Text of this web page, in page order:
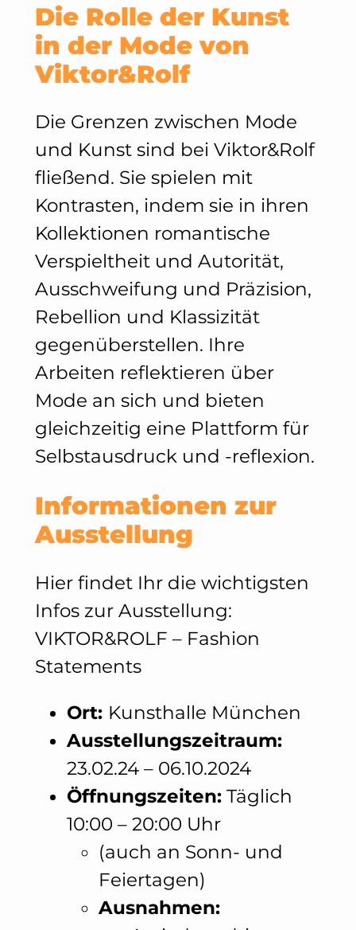
Die Rolle der Kunst
in der Mode von
Viktor&Rolf
Die Grenzen zwischen Mode
und Kunst sind bei Viktor&Rolf
fließend. Sie spielen mit
Kontrasten, indem sie in ihren
Kollektionen romantische
Verspieltheit und Autorität,
Ausschweifung und Präzision,
Rebellion und Klassizität
gegenüberstellen. Ihre
Arbeiten reflektieren über
Mode an sich und bieten
gleichzeitig eine Plattform für
Selbstausdruck und -reflexion.
Informationen zur
Ausstellung
Hier findet Ihr die wichtigsten
Infos zur Ausstellung:
VIKTOR&ROLF – Fashion
Statements
Ort: Kunsthalle München
Ausstellungszeitraum:
23.02.24 – 06.10.2024
Öffnungszeiten:Täglich
10:00 – 20:00 Uhr
(auch an Sonn- und
Feiertagen)
Ausnahmen: